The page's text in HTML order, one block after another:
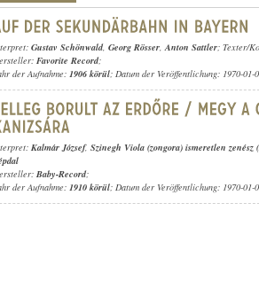
Gustav Schönwald, Georg Rösser,Anton Sattler; Texter/
Favorite Record;
der Aufnahme: 1906 körül; Datum der Veröffentlichung: 1970-01-
Kalmár József, Szinegh Viola (zongora) ismeretlen zenész
Baby-Record;
der Aufnahme: 1910 körül; Datum der Veröffentlichung: 1970-01-